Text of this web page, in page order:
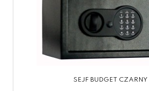
SEJF BUDGET CZARNY